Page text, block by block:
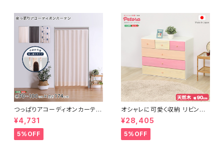
つっぱりアコーディオンカーテ
ン 100×174cm SH-16-TA
DC
¥4,731
5%OFF
オシャレに可愛く収納 リビング
用ローチェスト 4段 幅90cm
天然木（桐）日本製｜petora-
ペトラ- SH-08-PTR90
¥28,405
5%OFF